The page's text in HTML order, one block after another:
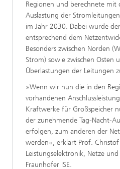
Regionen und berechnete mit
Auslastung der
im Jahr 2030. Dabei wurde
entsprechend dem
Besonders zwischen Norden
Strom) sowie zwischen Osten
Überlastungen der Leitungen
»Wenn wir nun die in den
vorhandenen
Kraftwerke für Großspeicher
der zunehmende Tag-Nacht-
erfolgen, zum anderen der
werden«, erklärt Prof.
Leistungselektronik, Netze
Fraunhofer ISE.